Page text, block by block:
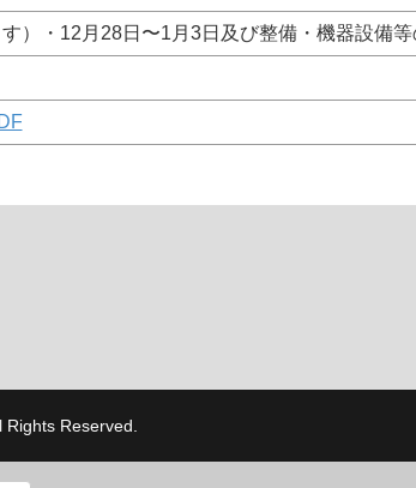
）・12月28日〜1月3日及び整備・機器設備等
Reserved.